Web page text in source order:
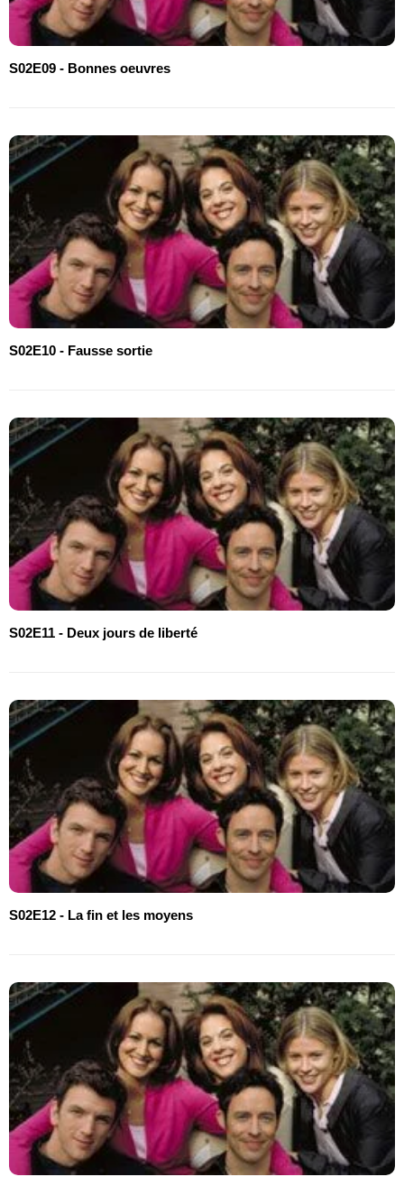
S02E09 - Bonnes oeuvres
S02E10 - Fausse sortie
S02E11 - Deux jours de liberté
S02E12 - La fin et les moyens